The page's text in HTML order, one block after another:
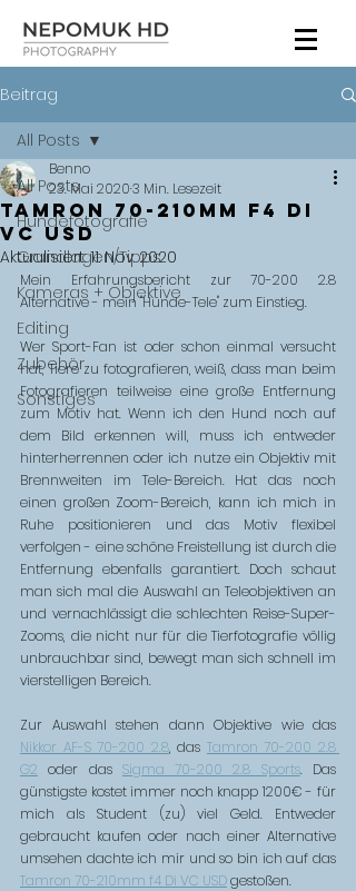
Beitrag
All Posts
Hundefotografie
Grundlagen/Tipps
Kameras + Objektive
Editing
Zubehör
Sonstiges
All Posts
TAMRON 70-210mm f4 Di
VC USD
Benno
23. Mai 20203 Min. Lesezeit
Aktualisiert:11. Nov. 2020
Mein Erfahrungsbericht zur 70-200 2.8
Alternative - mein "Hunde-Tele" zum Einstieg.
Wer Sport-Fan ist oder schon einmal versucht
hat, Tiere zu fotografieren, weiß, dass man beim
Fotografieren teilweise eine große Entfernung
zum Motiv hat. Wenn ich den Hund noch auf
dem Bild erkennen will, muss ich entweder
hinterherrennen oder ich nutze ein Objektiv mit
Brennweiten im Tele-Bereich. Hat das noch
einen großen Zoom-Bereich, kann ich mich in
Ruhe positionieren und das Motiv flexibel
verfolgen - eine schöne Freistellung ist durch die
Entfernung ebenfalls garantiert. Doch schaut
man sich mal die Auswahl an Teleobjektiven an
und vernachlässigt die schlechten Reise-Super-
Zooms, die nicht nur für die Tierfotografie völlig
unbrauchbar sind, bewegt man sich schnell im
vierstelligen Bereich.
Nikkor AF-S 70-200 2.8, das Tamron 70-200 2.8
G2 oder das Sigma 70-200 2.8 Sports. Das
günstigste kostet immer noch knapp 1200€ - für
mich als Student (zu) viel Geld. Entweder
gebraucht kaufen oder nach einer Alternative
Tamron 70-210mm f4 Di VC USD gestoßen.